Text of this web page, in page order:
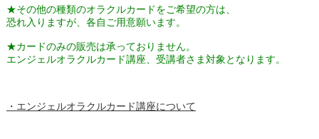
★その他の種類のオラクルカードをご希望の方は、
恐れ入りますが、各自ご用意願います。
★カードのみの販売は承っておりません。
エンジェルオラクルカード講座、受講者さま対象となります。
・エンジェルオラクルカード講座について